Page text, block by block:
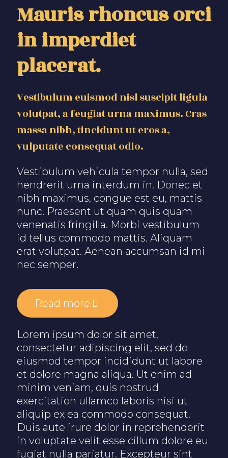
Mauris rhoncus orci
in imperdiet
placerat.
Vestibulum euismod nisl suscipit ligula
volutpat, a feugiat urna maximus. Cras
massa nibh, tincidunt ut eros a,
vulputate consequat odio.
Vestibulum vehicula tempor nulla, sed
hendrerit urna interdum in. Donec et
nibh maximus, congue est eu, mattis
nunc. Praesent ut quam quis quam
venenatis fringilla. Morbi vestibulum
id tellus commodo mattis. Aliquam
erat volutpat. Aenean accumsan id mi
nec semper.
Read more
Lorem ipsum dolor sit amet,
consectetur adipiscing elit, sed do
eiusmod tempor incididunt ut labore
et dolore magna aliqua. Ut enim ad
minim veniam, quis nostrud
exercitation ullamco laboris nisi ut
aliquip ex ea commodo consequat.
Duis aute irure dolor in reprehenderit
in voluptate velit esse cillum dolore eu
fugiat nulla pariatur. Excepteur sint